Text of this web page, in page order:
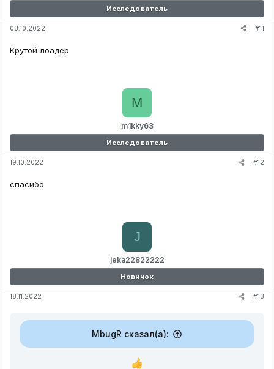
Исследователь
03.10.2022 #11
Крутой лоадер
m1kky63
M
Исследователь
19.10.2022 #12
спасибо
jeka22822222
J
Новичок
18.11.2022 #13
MbugR сказал(а):